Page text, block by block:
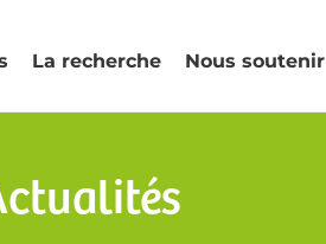
La recherche Nous soutenir